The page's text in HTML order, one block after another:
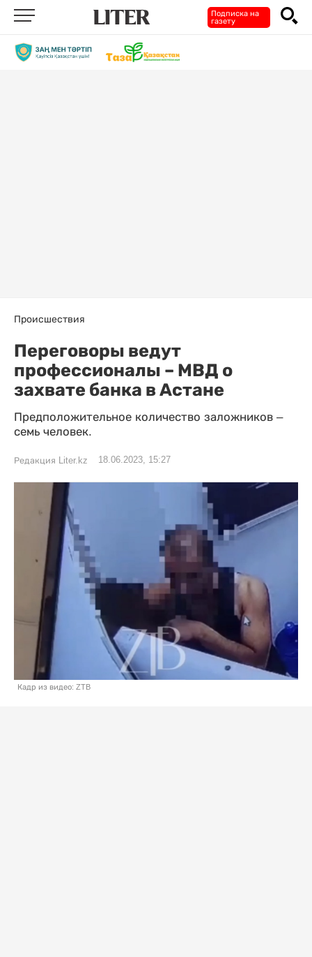
Подписка на
газету
Происшествия
Переговоры ведут
профессионалы – МВД о
захвате банка в Астане
Предположительное количество заложников –
семь человек.
Редакция Liter.kz 18.06.2023, 15:27
Кадр из видео: ZTB